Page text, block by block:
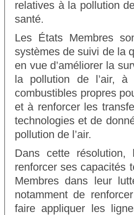
relatives à la pollution
santé.
Les États Membres
systèmes de suivi de la
en vue d’améliorer la
la pollution de l’air, à
combustibles propres
et à renforcer les
technologies et de
pollution de l’air.
Dans cette
renforcer ses capacités
Membres dans leur
notamment de
faire appliquer les